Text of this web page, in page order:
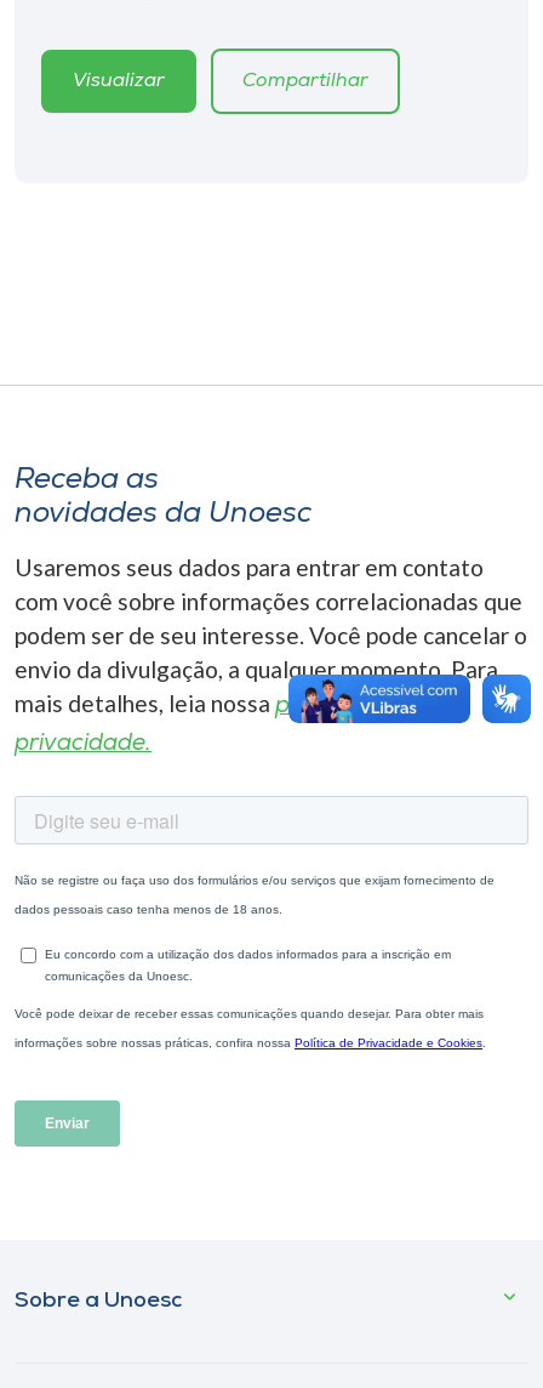
Editora
A+
Visualizar Compartilhar
Receba as
novidades da Unoesc
Usaremos seus dados para entrar em contato
com você sobre informações correlacionadas que
podem ser de seu interesse. Você pode cancelar o
envio da divulgação, a qualquer momento. Para
mais detalhes, leia nossa política de
privacidade.
Sobre a Unoesc